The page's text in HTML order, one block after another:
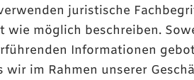
juristische
möglich beschreiben.
Informationen
im Rahmen unserer